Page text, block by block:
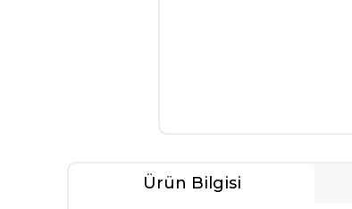
Ürün Bilgisi